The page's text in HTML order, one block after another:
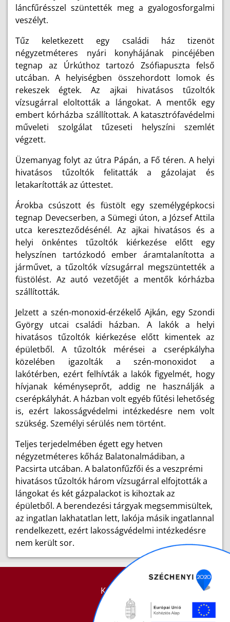
láncfűrésszel szüntették meg a gyalogosforgalmi
veszélyt.
Tűz keletkezett egy családi ház tizenöt
négyzetméteres nyári konyhájának pincéjében
tegnap az Úrkúthoz tartozó Zsófiapuszta felső
utcában. A helyiségben összehordott lomok és
rekeszek égtek. Az ajkai hivatásos tűzoltók
vízsugárral eloltották a lángokat. A mentők egy
embert kórházba szállítottak. A katasztrófavédelmi
műveleti szolgálat tűzeseti helyszíni szemlét
végzett.
Üzemanyag folyt az útra Pápán, a Fő téren. A helyi
hivatásos tűzoltók felitatták a gázolajat és
letakarították az úttestet.
Árokba csúszott és füstölt egy személygépkocsi
tegnap Devecserben, a Sümegi úton, a József Attila
utca kereszteződésénél. Az ajkai hivatásos és a
helyi önkéntes tűzoltók kiérkezése előtt egy
helyszínen tartózkodó ember áramtalanította a
járművet, a tűzoltók vízsugárral megszüntették a
füstölést. Az autó vezetőjét a mentők kórházba
szállították.
Jelzett a szén-monoxid-érzékelő Ajkán, egy Szondi
György utcai családi házban. A lakók a helyi
hivatásos tűzoltók kiérkezése előtt kimentek az
épületből. A tűzoltók mérései a cserépkályha
közelében igazolták a szén-monoxidot a
lakótérben, ezért felhívták a lakók figyelmét, hogy
hívjanak kéményseprőt, addig ne használják a
cserépkályhát. A házban volt egyéb fűtési lehetőség
is, ezért lakosságvédelmi intézkedésre nem volt
szükség. Személyi sérülés nem történt.
Teljes terjedelmében égett egy hetven
négyzetméteres kőház Balatonalmádiban, a
Pacsirta utcában. A balatonfűzfői és a veszprémi
hivatásos tűzoltók három vízsugárral elfojtották a
lángokat és két gázpalackot is kihoztak az
épületből. A berendezési tárgyak megsemmisültek,
az ingatlan lakhatatlan lett, lakója másik ingatlannal
rendelkezett, ezért lakosságvédelmi intézkedésre
nem került sor.
KAPCSOLAT
IMPRESSZUM